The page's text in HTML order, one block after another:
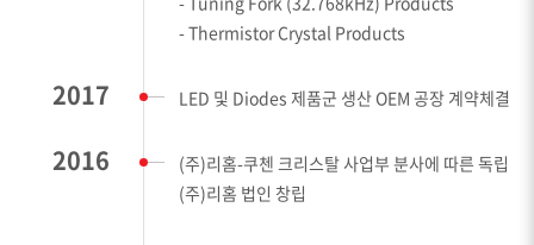
- Thermistor Crystal Products
2017 LED 및 Diodes 제품군 생산 OEM 공장 계약체결
2016
(주)리홈-쿠첸 크리스탈 사업부 분사에 따른 독립
(주)리홈 법인 창립